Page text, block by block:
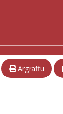
Argraffu